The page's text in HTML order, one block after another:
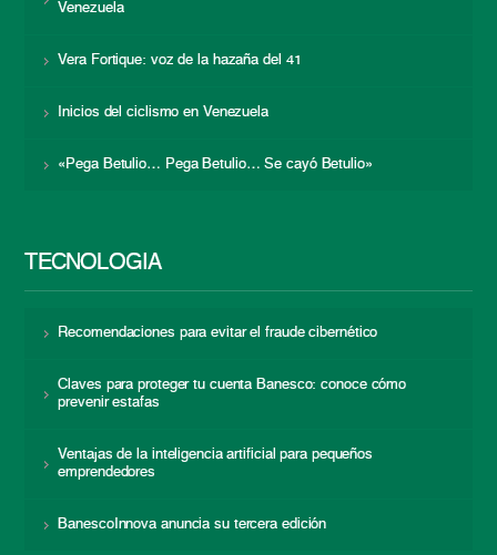
Venezuela
Vera Fortique: voz de la hazaña del 41
Inicios del ciclismo en Venezuela
«Pega Betulio… Pega Betulio… Se cayó Betulio»
TECNOLOGÍA
Recomendaciones para evitar el fraude cibernético
Claves para proteger tu cuenta Banesco: conoce cómo
prevenir estafas
Ventajas de la inteligencia artificial para pequeños
emprendedores
BanescoInnova anuncia su tercera edición